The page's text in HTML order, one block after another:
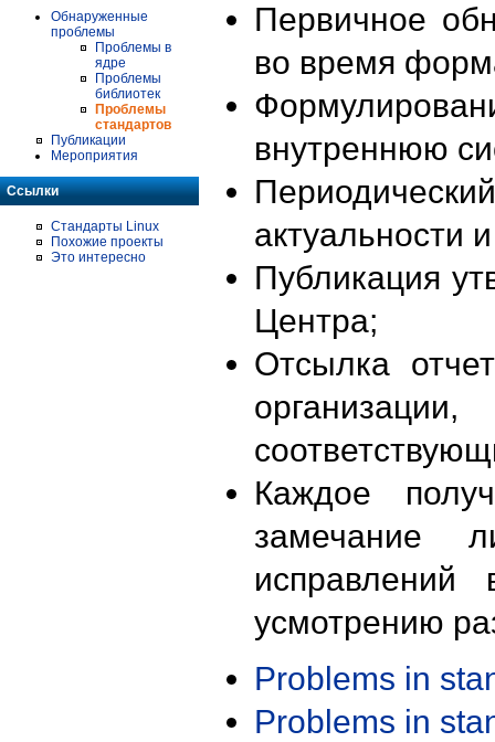
Обнаруженные
проблемы
Проблемы в
ядре
Проблемы
библиотек
Проблемы
стандартов
Публикации
Мероприятия
Ссылки
Стандарты Linux
Похожие проекты
Это интересно
Первичное
во время
внутреннюю
актуальности
Публикация
Центра;
Отсылка
Каждое
замечание
исправлений
усмотрению
Problems in
Problems in